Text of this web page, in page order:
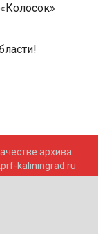
архива.
kaliningrad.ru